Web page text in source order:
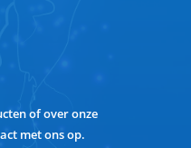
of over onze
met ons op.